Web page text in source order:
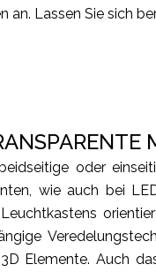
an. Lassen Sie sich
oder
wie auch bei
Elemente. Auch